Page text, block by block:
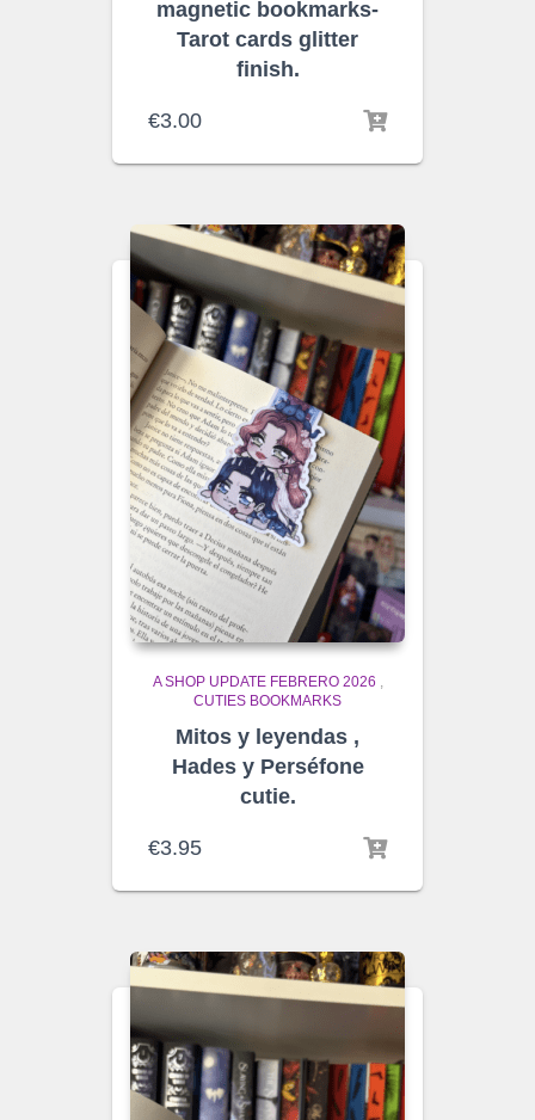
magnetic bookmarks-
Tarot cards glitter
finish.
€3.00
A SHOP UPDATE FEBRERO 2026 ,
CUTIES BOOKMARKS
Mitos y leyendas ,
Hades y Perséfone
cutie.
€3.95